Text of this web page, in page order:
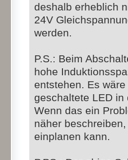
deshalb erheblich
24V
werden.
P.S.: Beim
hohe
entstehen. Es
geschaltete LED
Wenn das ein
näher
einplanen kann.